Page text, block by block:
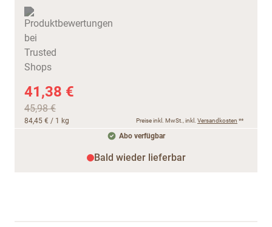
41,38 €
45,98 €
84,45 € / 1 kg Preise inkl. MwSt., inkl. Versandkosten **
Abo verfügbar
Bald wieder lieferbar